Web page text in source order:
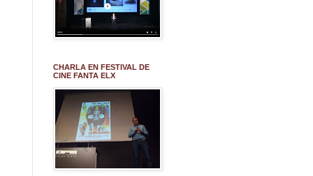
CHARLA EN FESTIVAL DE
CINE FANTA ELX